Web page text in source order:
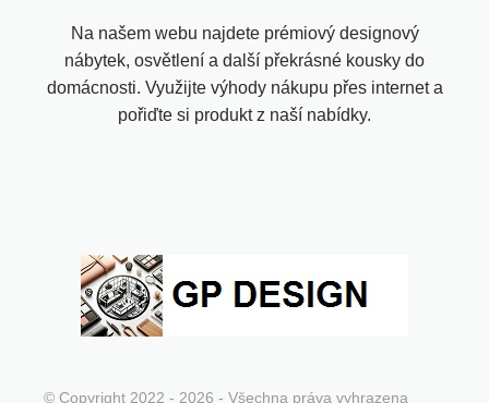
Na našem webu najdete prémiový designový
nábytek, osvětlení a další překrásné kousky do
domácnosti. Využijte výhody nákupu přes internet a
pořiďte si produkt z naší nabídky.
© Copyright 2022 - 2026 - Všechna práva vyhrazena